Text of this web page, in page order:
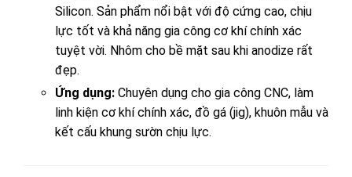
Silicon. Sản phẩm nổi bật với độ cứng cao, chịu
lực tốt và khả năng gia công cơ khí chính xác
tuyệt vời. Nhôm cho bề mặt sau khi anodize rất
đẹp.
Ứng dụng: Chuyên dụng cho gia công CNC, làm
linh kiện cơ khí chính xác, đồ gá (jig), khuôn mẫu và
kết cấu khung sườn chịu lực.